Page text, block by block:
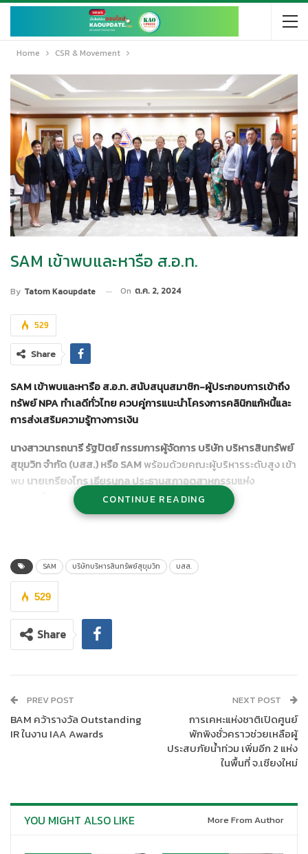
Home CSR & Movement
SAM เข้าพบและหารือ ส.อ.ท.
By Tatom Kaoupdate On ต.ค. 2, 2024
529
Share
SAM เข้าพบและหารือ ส.อ.ท. สนับสนุนสมาชิก-ผู้ประกอบการเข้าถึง
ทรัพย์ NPA ทำเลดีทั่วไทย ควบคู่การแนะนำโครงการคลินิกแก้หนี้และ
การส่งเสริมความรู้ทางการเงิน
นางสาวนารถนารี รัฐปัตย์ กรรมการผู้จัดการ บริษัท บริหารสินทรัพย์
สุขุมวิท จำกัด (บสส.) หรือ SAMพร้อมด้วยคณะผู้บริหารระดับสูง เข้า
พบ นายเกรียงไกร เธียรนุกุล ประธานสภาอุตสาหกรรมแห่ง
ประเทศไทย (ส.อ.ท.)
และคณะผู้บริหาร ส.อ.ท. เพื่อหารือถึงความร่วม
มือในการส่งเสริมและสนับสนุนสมาชิก ส.อ.ท. และผู้ประกอบการ ทั้ง
เพื่อการอยู่อาศัยและการลงทุนในทำเลดีทั่วประเทศ การเจรจา
ปรับปรุงโครงสร้างหนี้ลูกค้า NPL เพื่อให้ได้ข้อยุติภายใต้แนวทางที่
เหมาะสม และลูกค้าสามารถกลับมาใช้ชีวิตได้ตามปกติอีกครั้ง รวมทั้ง
โครงการคลินิกแก้หนี้ by SAM หน่วยงานกลางในการช่วยเหลือและ
แก้ไขปัญหาลูกค้าที่เป็นหนี้เสียบัตร ด้วยเงื่อนไขที่ผ่อนปรน อัตรา
ดอกเบี้ยต่ำ ผ่อนนานสูงสุด 10 ปี ควบคู่กับบริการให้ความรู้ทางการ
CONTINUE READING
SAM บริษัทบริหารสินทรัพย์สุขุมวิท บสส.
529
Share
PREV POST
BAM คว้ารางวัล Outstanding
IR ในงาน IAA Awards
NEXT POST
การเคหะแห่งชาติเปิดศูนย์
พักพิงชั่วคราวช่วยเหลือผู้
ประสบภัยน้ำท่วม เพิ่มอีก 2 แห่ง
ในพื้นที่ จ.เชียงใหม่
YOU MIGHT ALSO LIKE More From Author